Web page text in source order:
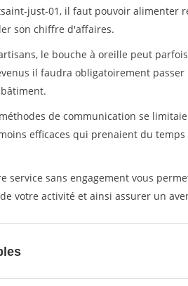
just-01, il faut pouvoir alimenter
son chiffre d'affaires.
le bouche à oreille peut
il faudra obligatoirement
de communication se
efficaces qui prenaient du
service sans engagement vous
votre activité et ainsi assurer un